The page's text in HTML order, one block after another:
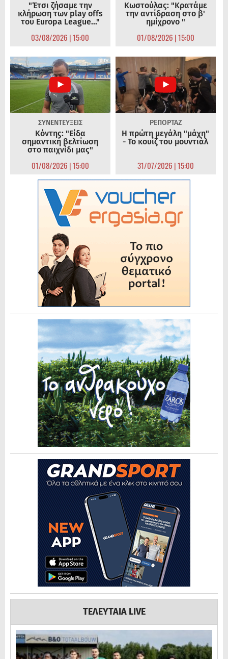
"Έτσι ζήσαμε την
κλήρωση των play offs
του Europa League..."
03/08/2026 | 15:00
Κωστούλας: "Κρατάμε
την αντίδραση στο β'
ημίχρονο "
01/08/2026 | 15:00
ΣΥΝΕΝΤΕΥΞΕΙΣ
Κόντης: "Είδα
σημαντική βελτίωση
στο παιχνίδι μας"
01/08/2026 | 15:00
ΡΕΠΟΡΤΑΖ
Η πρώτη μεγάλη "μάχη"
- Το κουίζ του μουντιάλ
31/07/2026 | 15:00
ΤΕΛΕΥΤΑΙΑ LIVE